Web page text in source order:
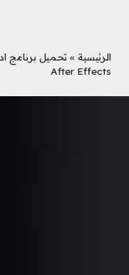
الرئيسية »
After Effects